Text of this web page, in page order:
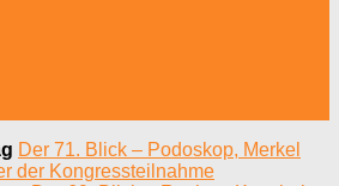
Der 71. Blick – Podoskop, Merkel
der Kongressteilnahme